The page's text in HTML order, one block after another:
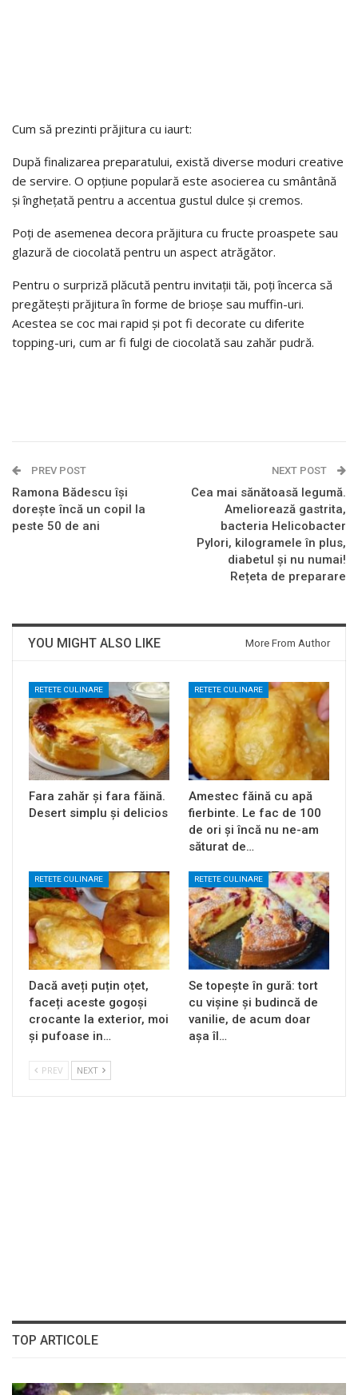
Cum să prezinti prăjitura cu iaurt:
După finalizarea preparatului, există diverse moduri creative
de servire. O opțiune populară este asocierea cu smântână
și înghețată pentru a accentua gustul dulce și cremos.
Poți de asemenea decora prăjitura cu fructe proaspete sau
glazură de ciocolată pentru un aspect atrăgător.
Pentru o surpriză plăcută pentru invitații tăi, poți încerca să
pregătești prăjitura în forme de brioșe sau muffin-uri.
Acestea se coc mai rapid și pot fi decorate cu diferite
topping-uri, cum ar fi fulgi de ciocolată sau zahăr pudră.
PREV POST
Ramona Bădescu își
dorește încă un copil la
peste 50 de ani
NEXT POST
Cea mai sănătoasă legumă.
Ameliorează gastrita,
bacteria Helicobacter
Pylori, kilogramele în plus,
diabetul și nu numai!
Rețeta de preparare
YOU MIGHT ALSO LIKE More From Author
RETETE CULINARE
Fara zahăr și fara făină.
Desert simplu și delicios
RETETE CULINARE
Amestec făină cu apă
fierbinte. Le fac de 100
de ori și încă nu ne-am
săturat de…
RETETE CULINARE
Dacă aveți puțin oțet,
faceți aceste gogoși
crocante la exterior, moi
și pufoase in…
RETETE CULINARE
Se topește în gură: tort
cu vișine și budincă de
vanilie, de acum doar
așa îl…
PREV NEXT
TOP ARTICOLE